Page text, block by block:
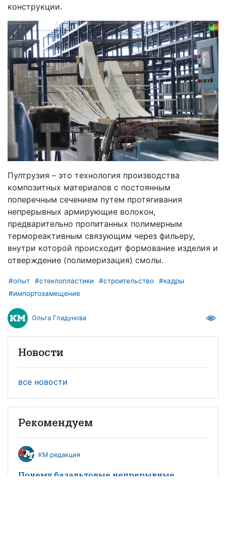
конструкции.
Пултрузия – это технология производства
композитных материалов с постоянным
поперечным сечением путем протягивания
непрерывных армирующие волокон,
предварительно пропитанных полимерным
термореактивным связующим через фильеру,
внутри которой происходит формование изделия и
отверждение (полимеризация) смолы.
#опыт #стеклопластики #строительство
#кадры
#импортозамещение
Ольга Гладунова
Новости
все новости
Рекомендуем
КМ редакция
Почему базальтовые непрерывные